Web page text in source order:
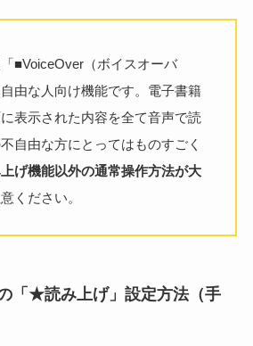
■VoiceOver（ボイスオーバ
由な人向け機能です。電子書籍
表示された内容を全て音声で読
自由な方にとってはものすごく
げ機能以外の通常操作方法が大
ください。
「★読み上げ」設定方法（手